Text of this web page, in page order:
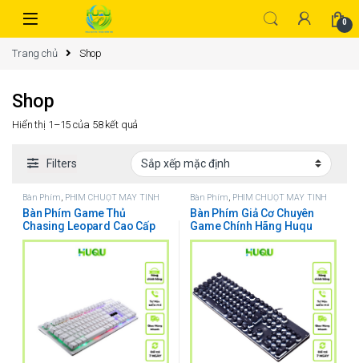
0
Trang chủ Shop
Shop
Hiển thị 1–15 của 58 kết quả
Filters
Bàn Phím, PHÍM CHUỘT MÁY TÍNH
Bàn Phím Game Thủ
Chasing Leopard Cao Cấp
Huqu G20
Bàn Phím, PHÍM CHUỘT MÁY TÍNH
Bàn Phím Giả Cơ Chuyên
Game Chính Hãng Huqu
K100